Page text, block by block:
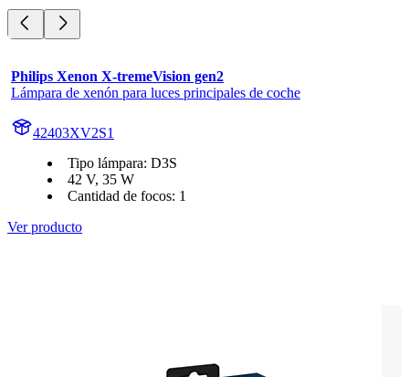
Philips Xenon X-tremeVision gen2
Lámpara de xenón para luces principales de coche
42403XV2S1
Tipo lámpara: D3S
42 V, 35 W
Cantidad de focos: 1
Ver producto